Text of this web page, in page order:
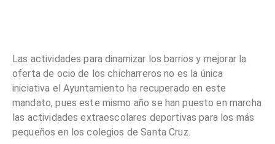
Las actividades para dinamizar los barrios y mejorar la
oferta de ocio de los chicharreros no es la única
iniciativa el Ayuntamiento ha recuperado en este
mandato, pues este mismo año se han puesto en marcha
las actividades extraescolares deportivas para los más
pequeños en los colegios de Santa Cruz.